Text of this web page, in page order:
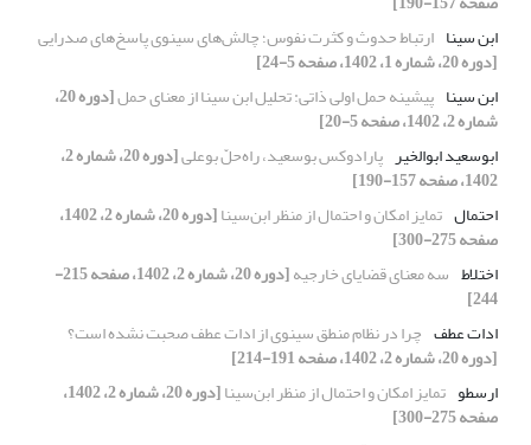
ابن سینا ارتباط حدوث و کثرت نفوس؛ چالش‌های سینوی پاسخ‌های صدرایی
[دوره 20، شماره 1، 1402، صفحه 5-24]
ابن سینا پیشینه حمل اولی ذاتی: تحلیل ابن سینا از معنای حمل [دوره 20،
شماره 2، 1402، صفحه 5-20]
ابوسعید ابوالخیر پارادوکس بوسعید، راه‌حلّ بوعلی [دوره 20، شماره 2،
1402، صفحه 157-190]
احتمال تمایز امکان و احتمال از منظر ابن‌سینا [دوره 20، شماره 2، 1402،
صفحه 275-300]
اختلاط سه معنای قضایای خارجیه [دوره 20، شماره 2، 1402، صفحه 215-
244]
ادات عطف چرا در نظام منطق سینوی از ادات عطف صحبت نشده است؟
[دوره 20، شماره 2، 1402، صفحه 191-214]
ارسطو تمایز امکان و احتمال از منظر ابن‌سینا [دوره 20، شماره 2، 1402،
صفحه 275-300]